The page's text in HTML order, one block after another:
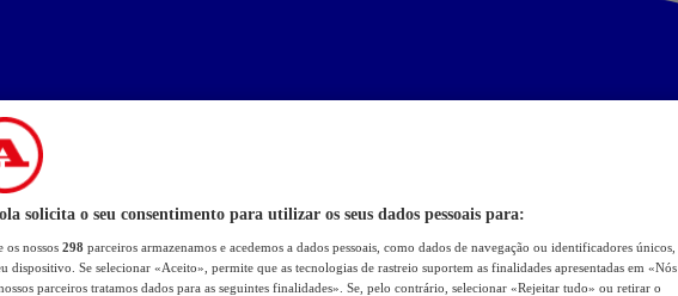
solicita o seu consentimento para utilizar os seus dados pessoais para:
os nossos 298 parceiros armazenamos e acedemos a dados pessoais, como dados de navegação ou identificadores únicos,
dispositivo. Se selecionar «Aceito», permite que as tecnologias de rastreio suportem as finalidades apresentadas em «Nós
parceiros tratamos dados para as seguintes finalidades». Se, pelo contrário, selecionar «Rejeitar tudo» ou retirar o